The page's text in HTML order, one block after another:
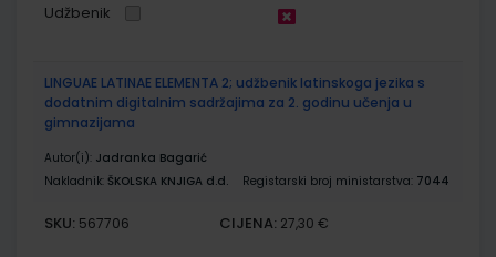
Udžbenik
LINGUAE LATINAE ELEMENTA 2; udžbenik latinskoga jezika s
dodatnim digitalnim sadržajima za 2. godinu učenja u
gimnazijama
Autor(i): Jadranka Bagarić
Nakladnik: ŠKOLSKA KNJIGA d.d. Registarski broj ministarstva: 7044
SKU: 567706 CIJENA: 27,30 €